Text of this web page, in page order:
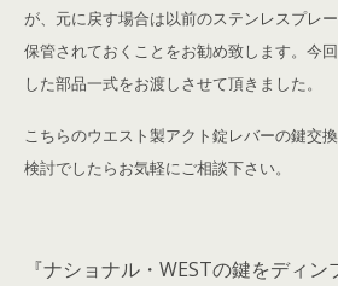
が、元に戻す場合は以前のステンレスプレ
保管されておくことをお勧め致します。今
した部品一式をお渡しさせて頂きました。
こちらのウエスト製アクト錠レバーの鍵交
検討でしたらお気軽にご相談下さい。
『ナショナル・WESTの鍵をディ